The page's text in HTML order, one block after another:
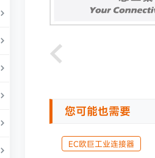






您可能也需要
EC欧巨工业连接器